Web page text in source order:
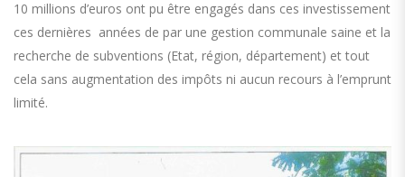
10 millions d’euros ont pu être engagés dans ces investissement
ces dernières années de par une gestion communale saine et la
recherche de subventions (Etat, région, département) et tout
cela sans augmentation des impôts ni aucun recours à l’emprunt
limité.